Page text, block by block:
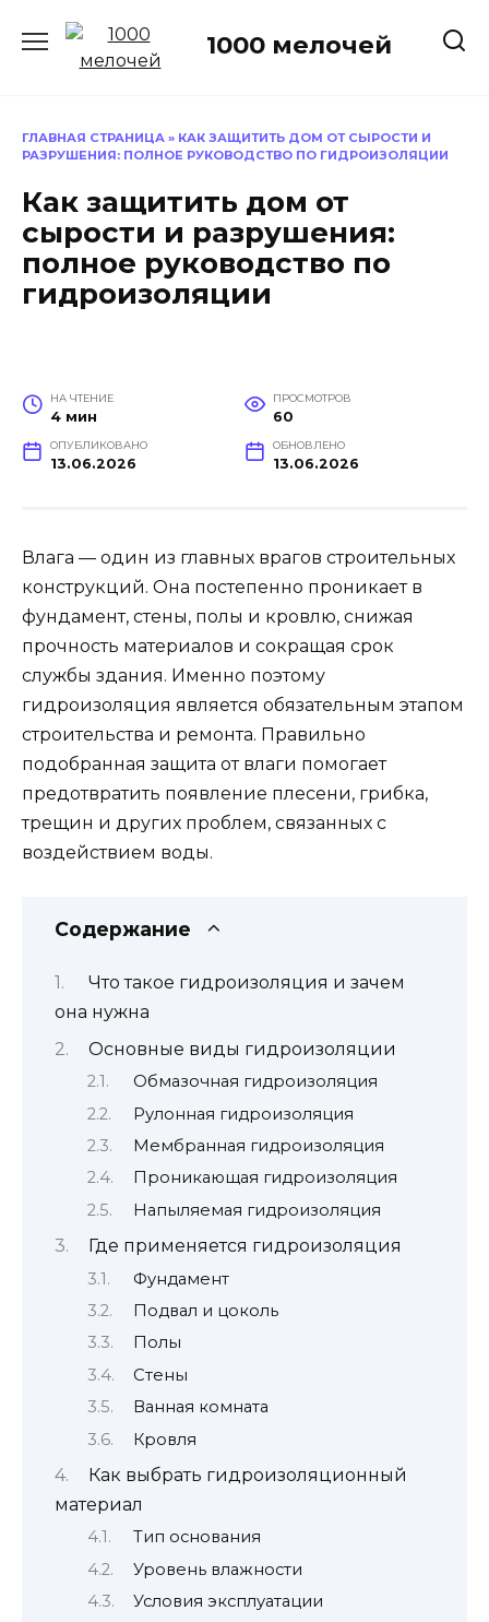
содержанию
1000 мелочей
ГЛАВНАЯ СТРАНИЦА » КАК ЗАЩИТИТЬ ДОМ ОТ СЫРОСТИ И
РАЗРУШЕНИЯ: ПОЛНОЕ РУКОВОДСТВО ПО ГИДРОИЗОЛЯЦИИ
Как защитить дом от
сырости и разрушения:
полное руководство по
гидроизоляции
НА ЧТЕНИЕ
4 мин
ПРОСМОТРОВ
60
ОПУБЛИКОВАНО
13.06.2026
ОБНОВЛЕНО
13.06.2026
Влага — один из главных врагов строительных
конструкций. Она постепенно проникает в
фундамент, стены, полы и кровлю, снижая
прочность материалов и сокращая срок
службы здания. Именно поэтому
гидроизоляция является обязательным этапом
строительства и ремонта. Правильно
подобранная защита от влаги помогает
предотвратить появление плесени, грибка,
трещин и других проблем, связанных с
воздействием воды.
Содержание
Что такое гидроизоляция и зачем
она нужна
Основные виды гидроизоляции
Обмазочная гидроизоляция
Рулонная гидроизоляция
Мембранная гидроизоляция
Проникающая гидроизоляция
Напыляемая гидроизоляция
Где применяется гидроизоляция
Фундамент
Подвал и цоколь
Полы
Стены
Ванная комната
Кровля
Как выбрать гидроизоляционный
материал
Тип основания
Уровень влажности
Условия эксплуатации